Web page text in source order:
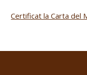
Certificat la Carta del